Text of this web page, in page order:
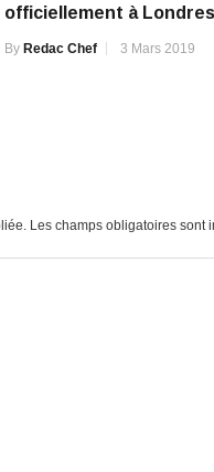
officiellement à Londres
ByRedac Chef 3 Mars 2019
Les champs obligatoires sont